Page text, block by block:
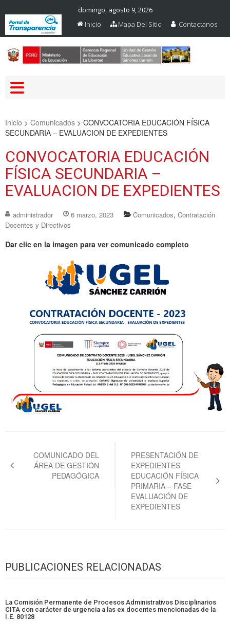
domingo, agosto 9, 2026
Inicio
Mapa Del Sitio Contactanos
Inicio > Comunicados > CONVOCATORIA EDUCACIÓN FÍSICA
SECUNDARIA – EVALUACION DE EXPEDIENTES
CONVOCATORIA EDUCACIÓN
FÍSICA SECUNDARIA –
EVALUACION DE EXPEDIENTES
administrador 6 marzo, 2023 Comunicados, Contratación
Docentes y Directivos
Dar clic en la imagen para ver comunicado completo
entradas
COMUNICADO DEL
ÁREA DE GESTIÓN
PEDAGÓGICA
PRESENTACIÓN DE
EXPEDIENTES
EDUCACIÓN FÍSICA
PRIMARIA – FASE
EVALUACIÓN DE
EXPEDIENTES
PUBLICACIONES RELACIONADAS
La Comisión Permanente de Procesos Administrativos Disciplinarios
CITA con carácter de urgencia a las ex docentes mencionadas de la
I.E. 80128